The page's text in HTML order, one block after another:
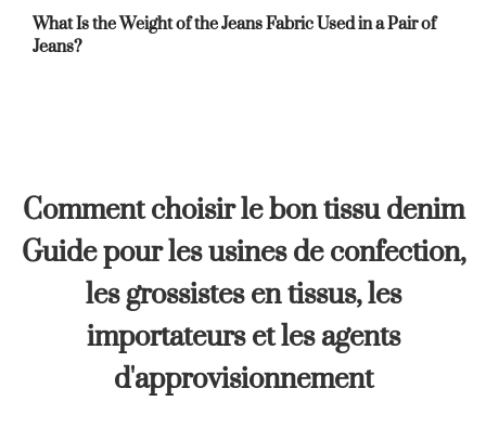
What Is the Weight of the Jeans Fabric Used in a Pair of
Jeans?
Comment choisir le bon tissu denim
Guide pour les usines de confection,
les grossistes en tissus, les
importateurs et les agents
d'approvisionnement